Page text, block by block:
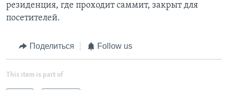
резиденция, где проходит саммит, закрыт для
посетителей.
Поделиться Follow us
This item is part of